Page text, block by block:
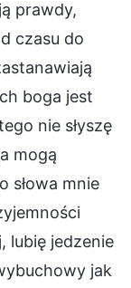
prawdy,
czasu do
boga jest
nie słyszę
mogą
słowa mnie
lubię jedzenie
jak